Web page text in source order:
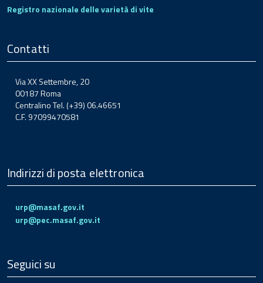
Registro nazionale delle varietà di vite
Contatti
Via XX Settembre, 20
00187 Roma
Centralino Tel. (+39) 06.46651
C.F. 97099470581
Indirizzi di posta elettronica
urp@masaf.gov.it
urp@pec.masaf.gov.it
Seguici su